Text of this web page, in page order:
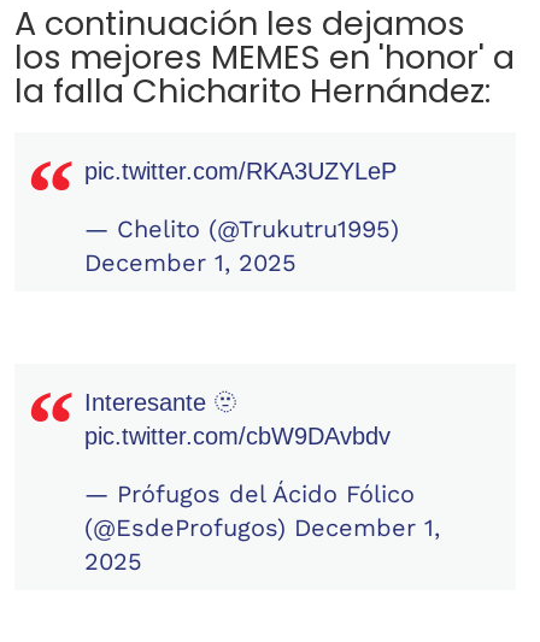
A continuación les dejamos
los mejores MEMES en 'honor' a
la falla Chicharito Hernández:
pic.twitter.com/RKA3UZYLeP
— Chelito (@Trukutru1995)
December 1, 2025
Interesante 🫥
pic.twitter.com/cbW9DAvbdv
— Prófugos del Ácido Fólico
(@EsdeProfugos) December 1,
2025